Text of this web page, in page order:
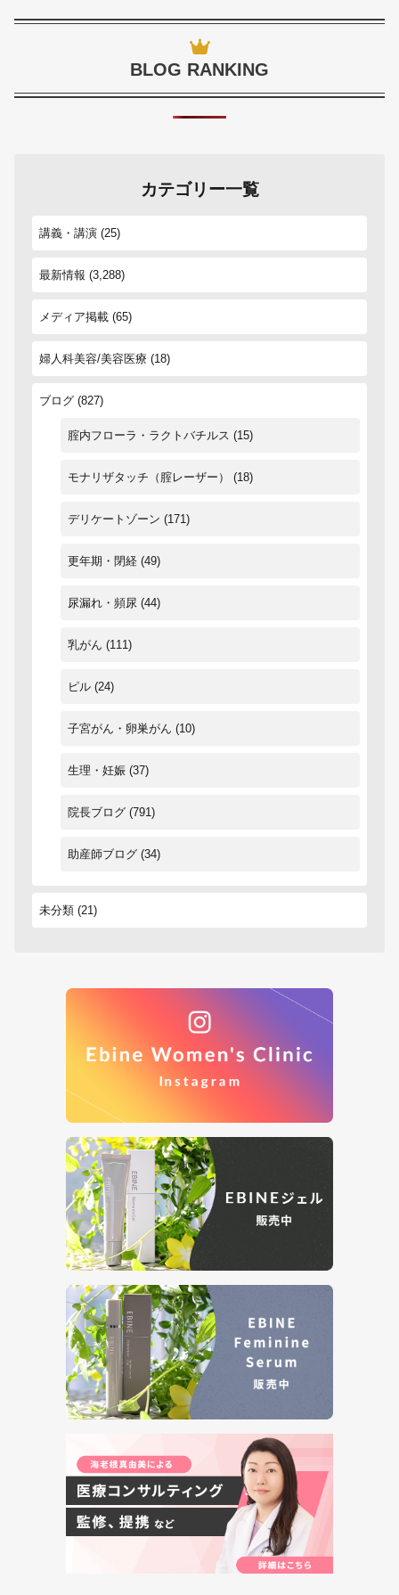
BLOG RANKING
カテゴリー一覧
講義・講演 (25)
最新情報 (3,288)
メディア掲載 (65)
婦人科美容/美容医療 (18)
ブログ (827)
腟内フローラ・ラクトバチルス (15)
モナリザタッチ（腟レーザー） (18)
デリケートゾーン (171)
更年期・閉経 (49)
尿漏れ・頻尿 (44)
乳がん (111)
ピル (24)
子宮がん・卵巣がん (10)
生理・妊娠 (37)
院長ブログ (791)
助産師ブログ (34)
未分類 (21)